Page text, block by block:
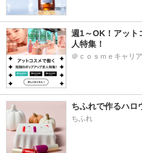
週1～OK！アッ
人特集！
＠ｃｏｓｍｅキャリア
ちふれで作るハロ
ちふれ